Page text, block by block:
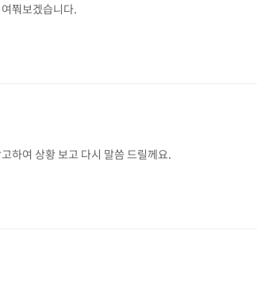
쭤보겠습니다.
하여 상황 보고 다시 말씀 드릴께요.